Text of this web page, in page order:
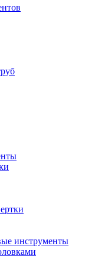
инструменты